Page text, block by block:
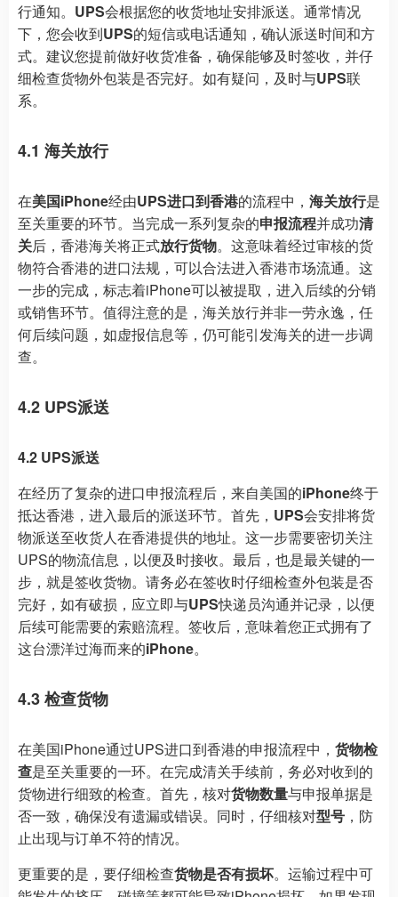
行通知。 UPS会根据您的收货地址安排派送。通常情况
下，您会收到UPS的短信或电话通知，确认派送时间和方
式。建议您提前做好收货准备，确保能够及时签收，并仔
细检查货物外包装是否完好。如有疑问，及时与UPS联
系。
4.1 海关放行
在美国iPhone经由UPS进口到香港的流程中， 海关放行是
至关重要的环节。当完成一系列复杂的申报流程并成功清
关后，香港海关将正式放行货物。这意味着经过审核的货
物符合香港的进口法规，可以合法进入香港市场流通。这
一步的完成，标志着iPhone可以被提取，进入后续的分销
或销售环节。值得注意的是，海关放行并非一劳永逸，任
何后续问题，如虚报信息等，仍可能引发海关的进一步调
查。
4.2 UPS派送
4.2 UPS派送
在经历了复杂的进口申报流程后，来自美国的iPhone终于
抵达香港，进入最后的派送环节。首先， UPS会安排将货
物派送至收货人在香港提供的地址。这一步需要密切关注
UPS的物流信息，以便及时接收。最后，也是最关键的一
步，就是签收货物。请务必在签收时仔细检查外包装是否
完好，如有破损，应立即与UPS快递员沟通并记录，以便
后续可能需要的索赔流程。签收后，意味着您正式拥有了
这台漂洋过海而来的iPhone。
4.3 检查货物
在美国iPhone通过UPS进口到香港的申报流程中， 货物检
查是至关重要的一环。在完成清关手续前，务必对收到的
货物进行细致的检查。首先，核对货物数量与申报单据是
否一致，确保没有遗漏或错误。同时，仔细核对型号 ，防
止出现与订单不符的情况。
更重要的是，要仔细检查货物是否有损坏。运输过程中可